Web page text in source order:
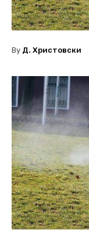
By Д. Христовски